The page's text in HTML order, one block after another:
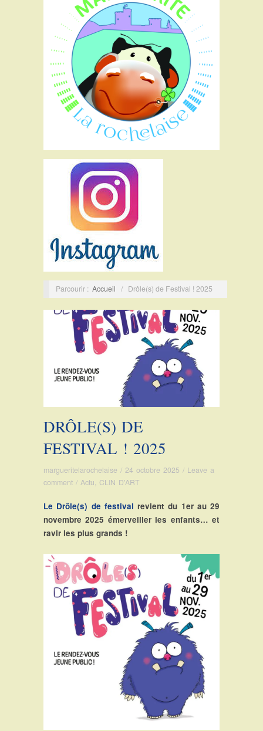
Parcourir : Accueil / Drôle(s) de Festival ! 2025
DRÔLE(S) DE
FESTIVAL ! 2025
margueritelarochelaise / 24 octobre 2025 / Leave a
comment / Actu, CLIN D'ART
Le Drôle(s) de festival revient du 1er au 29
novembre 2025 émerveiller les enfants… et
ravir les plus grands !